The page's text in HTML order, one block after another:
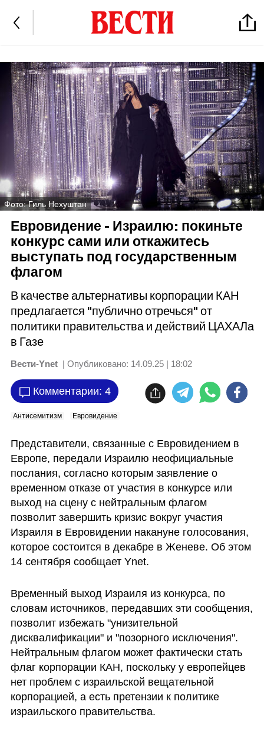
Фото: Гиль Нехуштан
Евровидение - Израилю: покиньте
конкурс сами или откажитесь
выступать под государственным
флагом
В качестве альтернативы корпорации КАН
предлагается "публично отречься" от
политики правительства и действий ЦАХАЛа
в Газе
Вести-Ynet | Опубликовано: 14.09.25 | 18:02
Комментарии: 4
Антисемитизм Евровидение
Представители, связанные с Евровидением в
Европе, передали Израилю неофициальные
послания, согласно которым заявление о
временном отказе от участия в конкурсе или
выход на сцену с нейтральным флагом
позволит завершить кризис вокруг участия
Израиля в Евровидении накануне голосования,
которое состоится в декабре в Женеве. Об этом
14 сентября сообщает Ynet.
Временный выход Израиля из конкурса, по
словам источников, передавших эти сообщения,
позволит избежать "унизительной
дисквалификации" и "позорного исключения".
Нейтральным флагом может фактически стать
флаг корпорации КАН, поскольку у европейцев
нет проблем с израильской вещательной
корпорацией, а есть претензии к политике
израильского правительства.